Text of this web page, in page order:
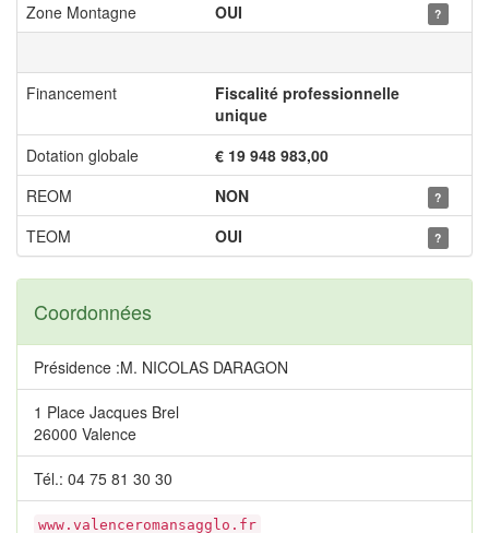
Zone Montagne
OUI ?
Financement
Fiscalité professionnelle
unique
Dotation globale
€ 19 948 983,00
REOM
NON ?
TEOM OUI ?
Coordonnées
Présidence :M. NICOLAS DARAGON
1 Place Jacques Brel
26000 Valence
Tél.: 04 75 81 30 30
www.valenceromansagglo.fr